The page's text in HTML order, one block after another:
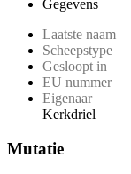
Gegevens
Laatste naam
Scheepstype
Gesloopt in
EU nummer
Eigenaar
Kerkdriel
Mutatie